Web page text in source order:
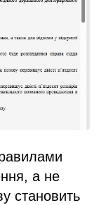
а не
становить